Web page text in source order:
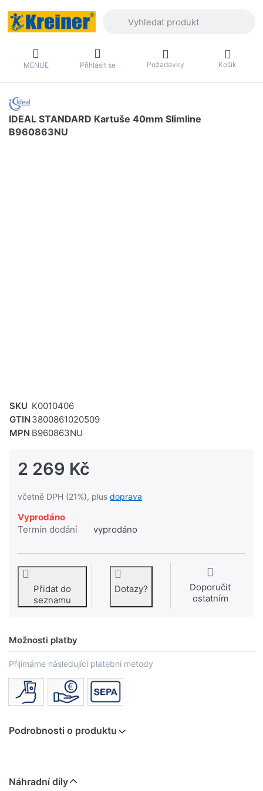
MENUE Přihlásit se Požadavky Košík
IDEAL STANDARD Kartuše 40mm Slimline
B960863NU
SKU K0010406
GTIN 3800861020509
MPN B960863NU
2 269 Kč
včetně DPH (21%), plus doprava
Vyprodáno
Termín dodání
vyprodáno
Přidat do
seznamu
Dotazy?
Doporučit
ostatním
Možnosti platby
Přijímáme následující platební metody
Podrobnosti o produktu
Náhradní díly